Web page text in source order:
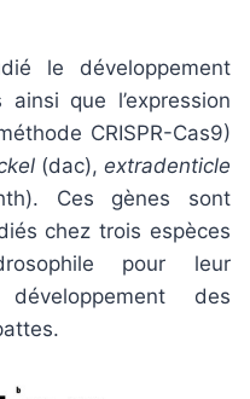
le développement
que l’expression
CRISPR-Cas9)
(dac), extradenticle
Ces gènes sont
chez trois espèces
pour leur
des